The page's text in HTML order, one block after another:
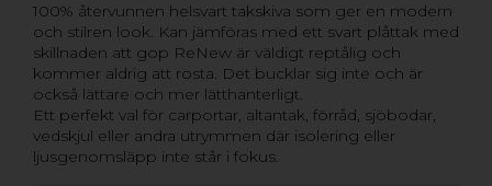
100% återvunnen helsvart takskiva som ger en modern
och stilren look. Kan jämföras med ett svart plåttak med
skillnaden att gop ReNew är väldigt reptålig och
kommer aldrig att rosta. Det bucklar sig inte och är
också lättare och mer lätthanterligt.
Ett perfekt val för carportar, altantak, förråd, sjöbodar,
vedskjul eller andra utrymmen där isolering eller
ljusgenomsläpp inte står i fokus.